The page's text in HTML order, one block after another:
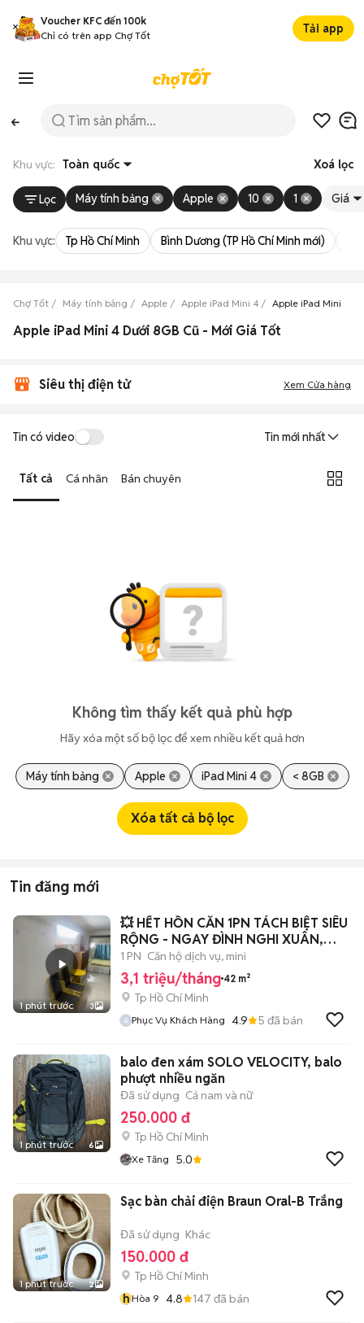
Voucher KFC đến 100k
Chỉ có trên app Chợ Tốt
Tải app
Khu vực: Toàn quốc Xoá lọc
Lọc Máy tính bảng Apple 10 1 Giá
Khu vực: Tp Hồ Chí Minh Bình Dương (TP Hồ Chí Minh mới)
Chợ Tốt Máy tính bảng Apple Apple iPad Mini 4 Apple iPad Mini 4
Apple iPad Mini 4 Dưới 8GB Cũ - Mới Giá Tốt
Siêu thị điện tử Xem Cửa hàng
Tin có video Tin mới nhất
Tất cả Cá nhân Bán chuyên
Không tìm thấy kết quả phù hợp
Hãy xóa một số bộ lọc để xem nhiều kết quả hơn
Máy tính bảng Apple iPad Mini 4 < 8GB
Xóa tất cả bộ lọc
Tin đăng mới
1 phút trước 3
💥 HẾT HỒN CĂN 1PN TÁCH BIỆT SIÊU
RỘNG - NGAY ĐÌNH NGHI XUÂN,
PHAN ANH
1 PN Căn hộ dịch vụ, mini
3,1 triệu/tháng 42 m²
Tp Hồ Chí Minh
Phục Vụ Khách Hàng 4.9 5 đã bán
1 phút trước 6
balo đen xám SOLO VELOCITY, balo
phượt nhiều ngăn
Đã sử dụng Cả nam và nữ
250.000 đ
Tp Hồ Chí Minh
Xe Tăng 5.0
1 phút trước 2
Sạc bàn chải điện Braun Oral-B Trắng
Đã sử dụng Khác
150.000 đ
Tp Hồ Chí Minh
hHòa 9 4.8 147 đã bán